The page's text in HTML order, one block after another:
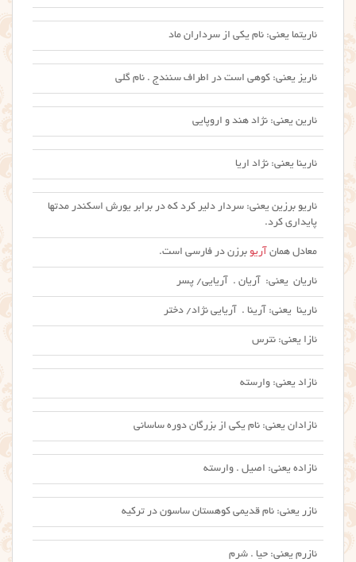
ئاریتما یعنی: نام یکی از سرداران ماد
ئاریز یعنی: کوهی است در اطراف سنندج . نام گلی
ئارین یعنی: نژاد هند و اروپایی
ئارینا یعنی: نژاد اریا
ئاریو برزین یعنی: سردار دلیر کرد که در برابر یورش اسکندر مدتها
پایداری کرد.
معادل همان آریو برزن در فارسی است.
ئاریان یعنی: آریان . آریایی/ پسر
ئارینا یعنی: آرینا . آریایی نژاد/ دختر
ئازا یعنی: نترس
ئازاد یعنی: وارسته
ئازادان یعنی: نام یکی از بزرگان دوره ساسانی
ئازاده یعنی: اصیل . وارسته
ئازر یعنی: نام قدیمی کوهستان ساسون در ترکیه
ئازرم یعنی: حیا . شرم